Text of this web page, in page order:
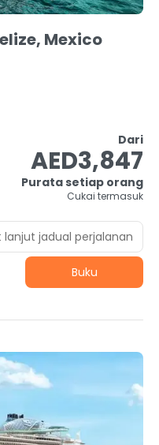
Mexico
Dari
AED3,847
Purata setiap orang
Cukai termasuk
lanjut jadual perjalanan
Buku